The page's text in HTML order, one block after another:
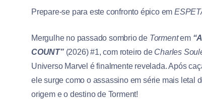
Prepare-se para este confronto épico em
Mergulhe no passado sombrio de Tormentem
COUNT”(2026) #1, com roteiro de Charles
Universo Marvel é finalmente revelada. Após
ele surge como o assassino em série mais letal
origem e o destino de Torment!